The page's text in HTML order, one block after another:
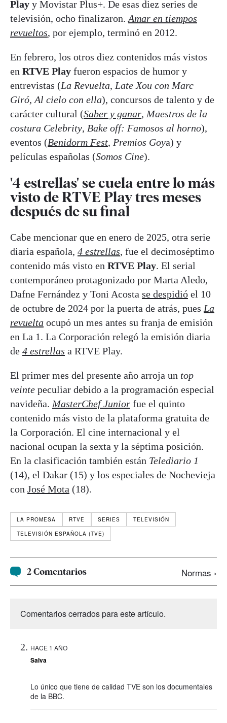
Play y Movistar Plus+. De esas diez series de
televisión, ocho finalizaron. Amar en tiempos
revueltos, por ejemplo, terminó en 2012.
En febrero, los otros diez contenidos más vistos
en RTVE Play fueron espacios de humor y
entrevistas (La Revuelta, Late Xou con Marc
Giró, Al cielo con ella), concursos de talento y de
carácter cultural (Saber y ganar, Maestros de la
costura Celebrity, Bake off: Famosos al horno),
eventos (Benidorm Fest, Premios Goya) y
películas españolas (Somos Cine).
'4 estrellas' se cuela entre lo más
visto de RTVE Play tres meses
después de su final
Cabe mencionar que en enero de 2025, otra serie
diaria española, 4 estrellas, fue el decimoséptimo
contenido más visto en RTVE Play. El serial
contemporáneo protagonizado por Marta Aledo,
Dafne Fernández y Toni Acosta se despidió el 10
de octubre de 2024 por la puerta de atrás, pues La
revuelta ocupó un mes antes su franja de emisión
en La 1. La Corporación relegó la emisión diaria
de 4 estrellas a RTVE Play.
El primer mes del presente año arroja un top
veinte peculiar debido a la programación especial
navideña. MasterChef Junior fue el quinto
contenido más visto de la plataforma gratuita de
la Corporación. El cine internacional y el
nacional ocupan la sexta y la séptima posición.
En la clasificación también están Telediario 1
(14), el Dakar (15) y los especiales de Nochevieja
con José Mota (18).
LA PROMESA RTVE SERIES
TELEVISIÓN
TELEVISIÓN ESPAÑOLA (TVE)
2 Comentarios Normas ›
Comentarios cerrados para este artículo.
HACE 1 AÑO
Salva
Lo único que tiene de calidad TVE son los documentales
de la BBC.